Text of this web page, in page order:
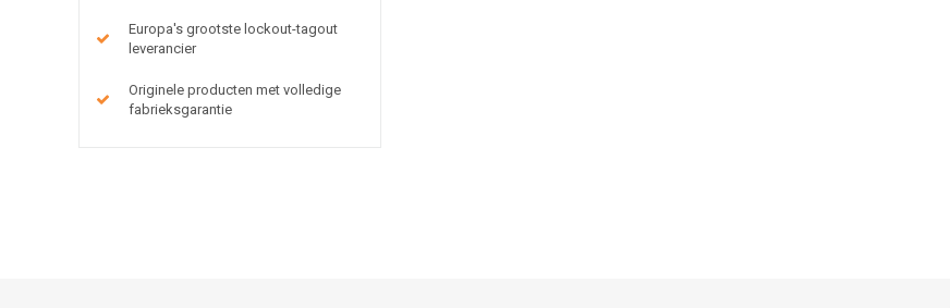
Europa's grootste lockout-tagout
leverancier
Originele producten met volledige
fabrieksgarantie